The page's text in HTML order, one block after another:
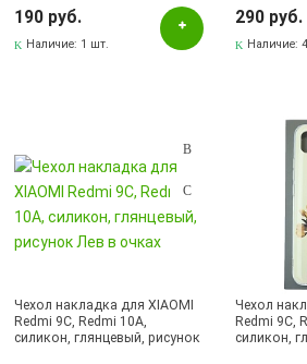
Желтый
Золотистый
Оранжевый
Прозрачный
190 руб.
Наличие: 1 шт.
290 руб.
Наличие:
Чехол накладка для XIAOMI
Redmi 9C, Redmi 10A,
силикон, глянцевый, рисунок
Чехол
Redmi 9C,
силикон,